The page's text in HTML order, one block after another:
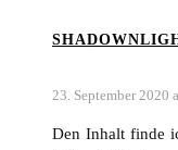
23. September 2020
Den Inhalt finde